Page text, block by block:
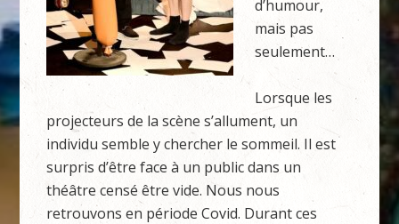
d’humour,
mais pas
seulement…
Lorsque les
projecteurs de la scène s’allument, un
individu semble y chercher le sommeil. Il est
surpris d’être face à un public dans un
théâtre censé être vide. Nous nous
retrouvons en période Covid. Durant ces